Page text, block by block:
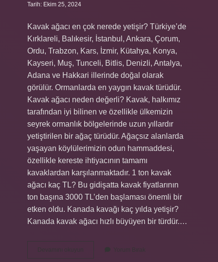
Tarih: Ekim 25, 2024
Kavak ağacı en çok nerede yetişir? Türkiye’de
Kırklareli, Balıkesir, İstanbul, Ankara, Çorum,
Ordu, Trabzon, Kars, İzmir, Kütahya, Konya,
Kayseri, Muş, Tunceli, Bitlis, Denizli, Antalya,
Adana ve Hakkari illerinde doğal olarak
görülür. Ormanlarda en yaygın kavak türüdür.
Kavak ağacı neden değerli? Kavak, halkımız
tarafından iyi bilinen ve özellikle ülkemizin
seyrek ormanlık bölgelerinde uzun yıllardır
yetiştirilen bir ağaç türüdür. Ağaçsız alanlarda
yaşayan köylülerimizin odun hammaddesi,
özellikle kereste ihtiyacının tamamı
kavaklardan karşılanmaktadır. 1 ton kavak
ağacı kaç TL? Bu gidişatta kavak fiyatlarının
ton başına 3000 TL’den başlaması önemli bir
etken oldu. Kanada kavağı kaç yılda yetişir?
Kanada kavak ağacı hızlı büyüyen bir türdür.…
Devamını okuyun
Ağacı
Yorum Bırak